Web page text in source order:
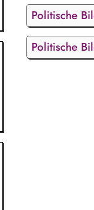
Politische
Politische